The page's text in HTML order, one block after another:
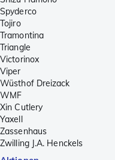
Spyderco
Tojiro
Tramontina
Triangle
Victorinox
Viper
Wüsthof Dreizack
WMF
Xin Cutlery
Yaxell
Zassenhaus
Zwilling J.A. Henckels